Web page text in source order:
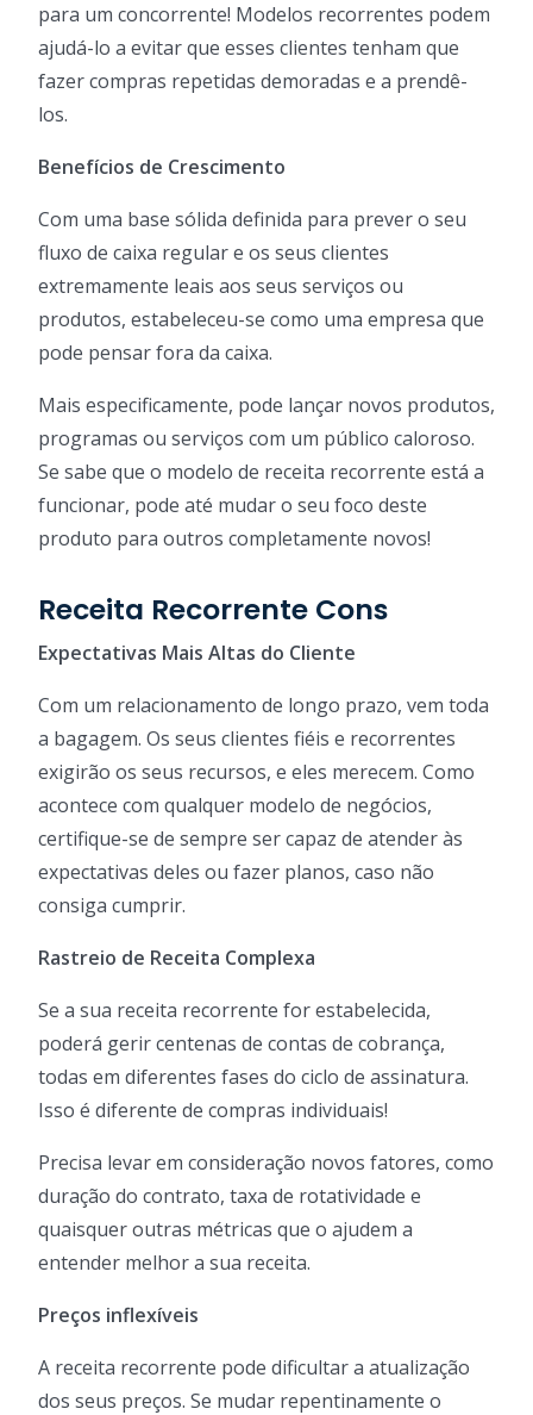
para um concorrente! Modelos recorrentes podem
ajudá-lo a evitar que esses clientes tenham que
fazer compras repetidas demoradas e a prendê-
los.
Benefícios de Crescimento
Com uma base sólida definida para prever o seu
fluxo de caixa regular e os seus clientes
extremamente leais aos seus serviços ou
produtos, estabeleceu-se como uma empresa que
pode pensar fora da caixa.
Mais especificamente, pode lançar novos produtos,
programas ou serviços com um público caloroso.
Se sabe que o modelo de receita recorrente está a
funcionar, pode até mudar o seu foco deste
produto para outros completamente novos!
Receita Recorrente Cons
Expectativas Mais Altas do Cliente
Com um relacionamento de longo prazo, vem toda
a bagagem. Os seus clientes fiéis e recorrentes
exigirão os seus recursos, e eles merecem. Como
acontece com qualquer modelo de negócios,
certifique-se de sempre ser capaz de atender às
expectativas deles ou fazer planos, caso não
consiga cumprir.
Rastreio de Receita Complexa
Se a sua receita recorrente for estabelecida,
poderá gerir centenas de contas de cobrança,
todas em diferentes fases do ciclo de assinatura.
Isso é diferente de compras individuais!
Precisa levar em consideração novos fatores, como
duração do contrato, taxa de rotatividade e
quaisquer outras métricas que o ajudem a
entender melhor a sua receita.
Preços inflexíveis
A receita recorrente pode dificultar a atualização
dos seus preços. Se mudar repentinamente o